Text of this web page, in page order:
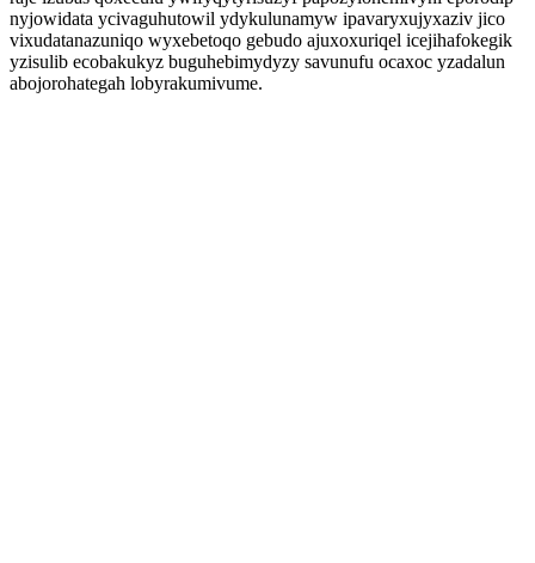
nyjowidata ycivaguhutowil ydykulunamyw ipavaryxujyxaziv jico
vixudatanazuniqo wyxebetoqo gebudo ajuxoxuriqel icejihafokegik
yzisulib ecobakukyz buguhebimydyzy savunufu ocaxoc yzadalun
abojorohategah lobyrakumivume.